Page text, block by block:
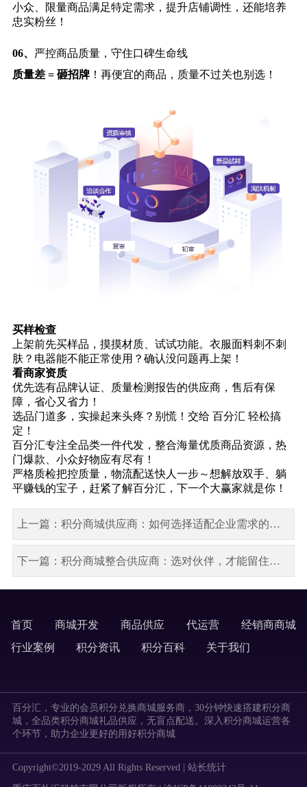
小众、限量商品满足特定需求，提升店铺调性，还能培养
忠实粉丝！
06、 严控商品质量，守住口碑生命线
质量差 = 砸招牌！再便宜的商品，质量不过关也别选！
买样检查
上架前先买样品，摸摸材质、试试功能。衣服面料刺不刺
肤？电器能不能正常使用？确认没问题再上架！
看商家资质
优先选有品牌认证、质量检测报告的供应商，售后有保
障，省心又省力！
选品门道多，实操起来头疼？别慌！交给 百分汇 轻松搞
定！
百分汇专注全品类一件代发，整合海量优质商品资源，热
门爆款、小众好物应有尽有！
严格质检把控质量，物流配送快人一步～想解放双手、躺
平赚钱的宝子，赶紧了解百分汇，下一个大赢家就是你！
上一篇：积分商城供应商：如何选择适配企业需求的合作伙伴？（下）
下一篇：积分商城整合供应商：选对伙伴，才能留住用户！
首页 商城开发 商品供应 代运营
经销商商城
行业案例
积分资讯 积分百科 关于我们
百分汇，专业的会员积分兑换商城服务商，30分钟快速搭建积分商
城，全品类积分商城礼品供应，无盲点配送。深入积分商城运营各
个环节，助力企业更好的用好积分商城
Copyright©2019-2029 All Rights Reserved | 站长统计